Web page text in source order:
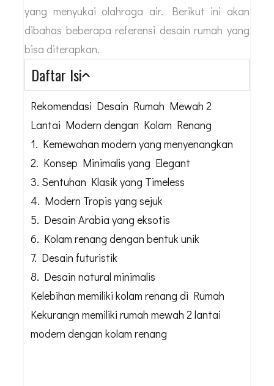
yang menyukai olahraga air. Berikut ini akan
dibahas beberapa referensi desain rumah yang
bisa diterapkan.
Daftar Isi
Rekomendasi Desain Rumah Mewah 2
Lantai Modern dengan Kolam Renang
1. Kemewahan modern yang menyenangkan
2. Konsep Minimalis yang Elegant
3. Sentuhan Klasik yang Timeless
4. Modern Tropis yang sejuk
5. Desain Arabia yang eksotis
6. Kolam renang dengan bentuk unik
7. Desain futuristik
8. Desain natural minimalis
Kelebihan memiliki kolam renang di Rumah
Kekurangn memiliki rumah mewah 2 lantai
modern dengan kolam renang